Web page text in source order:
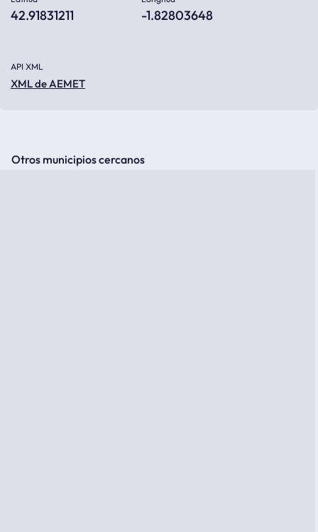
42.91831211 -1.82803648
API XML
XML de AEMET
Otros municipios cercanos